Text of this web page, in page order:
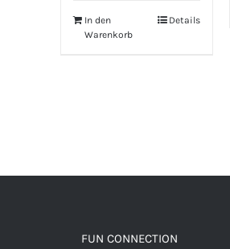
In den
Warenkorb
Details
FUN CONNECTION